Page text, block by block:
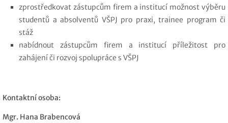
zprostředkovat zástupcům firem a institucí možnost výběru
studentů a absolventů VŠPJ pro praxi, trainee program či
stáž
nabídnout zástupcům firem a institucí příležitost pro
zahájení či rozvoj spolupráce s VŠPJ
Kontaktní osoba:
Mgr. Hana Brabencová